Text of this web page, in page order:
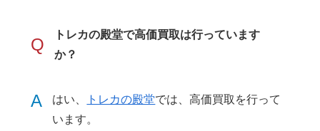
Q
トレカの殿堂で高価買取は行っています
か？
A はい、 トレカの殿堂では、高価買取を行って
います。